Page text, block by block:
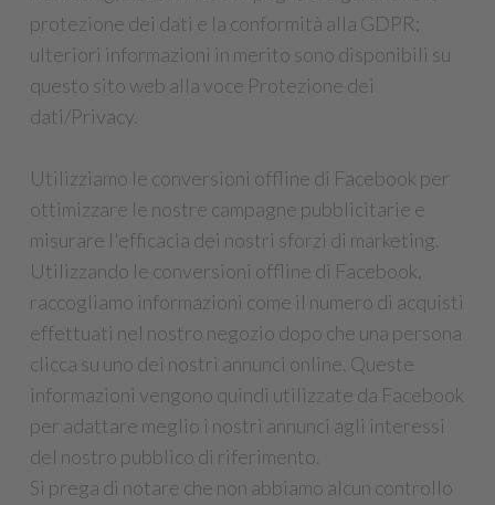
protezione dei dati e la conformità alla GDPR;
ulteriori informazioni in merito sono disponibili su
questo sito web alla voce Protezione dei
dati/Privacy.
Utilizziamo le conversioni offline di Facebook per
ottimizzare le nostre campagne pubblicitarie e
misurare l'efficacia dei nostri sforzi di marketing.
Utilizzando le conversioni offline di Facebook,
raccogliamo informazioni come il numero di acquisti
effettuati nel nostro negozio dopo che una persona
clicca su uno dei nostri annunci online. Queste
informazioni vengono quindi utilizzate da Facebook
per adattare meglio i nostri annunci agli interessi
del nostro pubblico di riferimento.
Si prega di notare che non abbiamo alcun controllo